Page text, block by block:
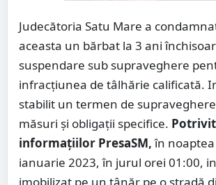
Judecătoria Satu Mare a
aceasta un bărbat la 3 ani
suspendare sub supraveghere
infracțiunea de tâlhărie calificată.
stabilit un termen de
măsuri și obligații specifice. Potrivit
informațiilor PresaSM,în noaptea
ianuarie 2023, în jurul orei 01:00,
imobilizat pe un tânăr pe o stradă